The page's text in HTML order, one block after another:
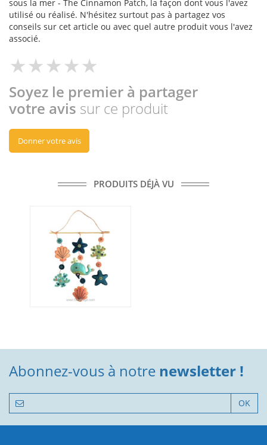
sous la mer - The Cinnamon Patch, la façon dont vous l'avez
utilisé ou réalisé. N'hésitez surtout pas à partagez vos
conseils sur cet article ou avec quel autre produit vous l'avez
associé.
Soyez le premier à partager
votre avis sur ce produit
Donner votre avis
PRODUITS DÉJÀ VU
Abonnez-vous à notre newsletter !
OK